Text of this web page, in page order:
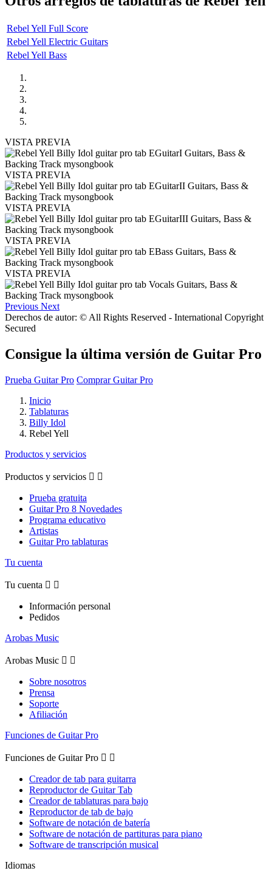
Rebel Yell Full Score
Rebel Yell Electric Guitars
Rebel Yell Bass
VISTA PREVIA
VISTA PREVIA
VISTA PREVIA
VISTA PREVIA
VISTA PREVIA
Previous Next
Derechos de autor: © All Rights Reserved - International Copyright
Secured
Consigue la última versión de Guitar Pro
Prueba Guitar Pro Comprar Guitar Pro
Inicio
Tablaturas
Billy Idol
Rebel Yell
Productos y servicios
Productos y servicios  
Prueba gratuita
Guitar Pro 8 Novedades
Programa educativo
Artistas
Guitar Pro tablaturas
Tu cuenta
Tu cuenta  
Información personal
Pedidos
Arobas Music
Arobas Music  
Sobre nosotros
Prensa
Soporte
Afiliación
Funciones de Guitar Pro
Funciones de Guitar Pro  
Creador de tab para guitarra
Reproductor de Guitar Tab
Creador de tablaturas para bajo
Reproductor de tab de bajo
Software de notación de batería
Software de notación de partituras para piano
Software de transcripción musical
Idiomas